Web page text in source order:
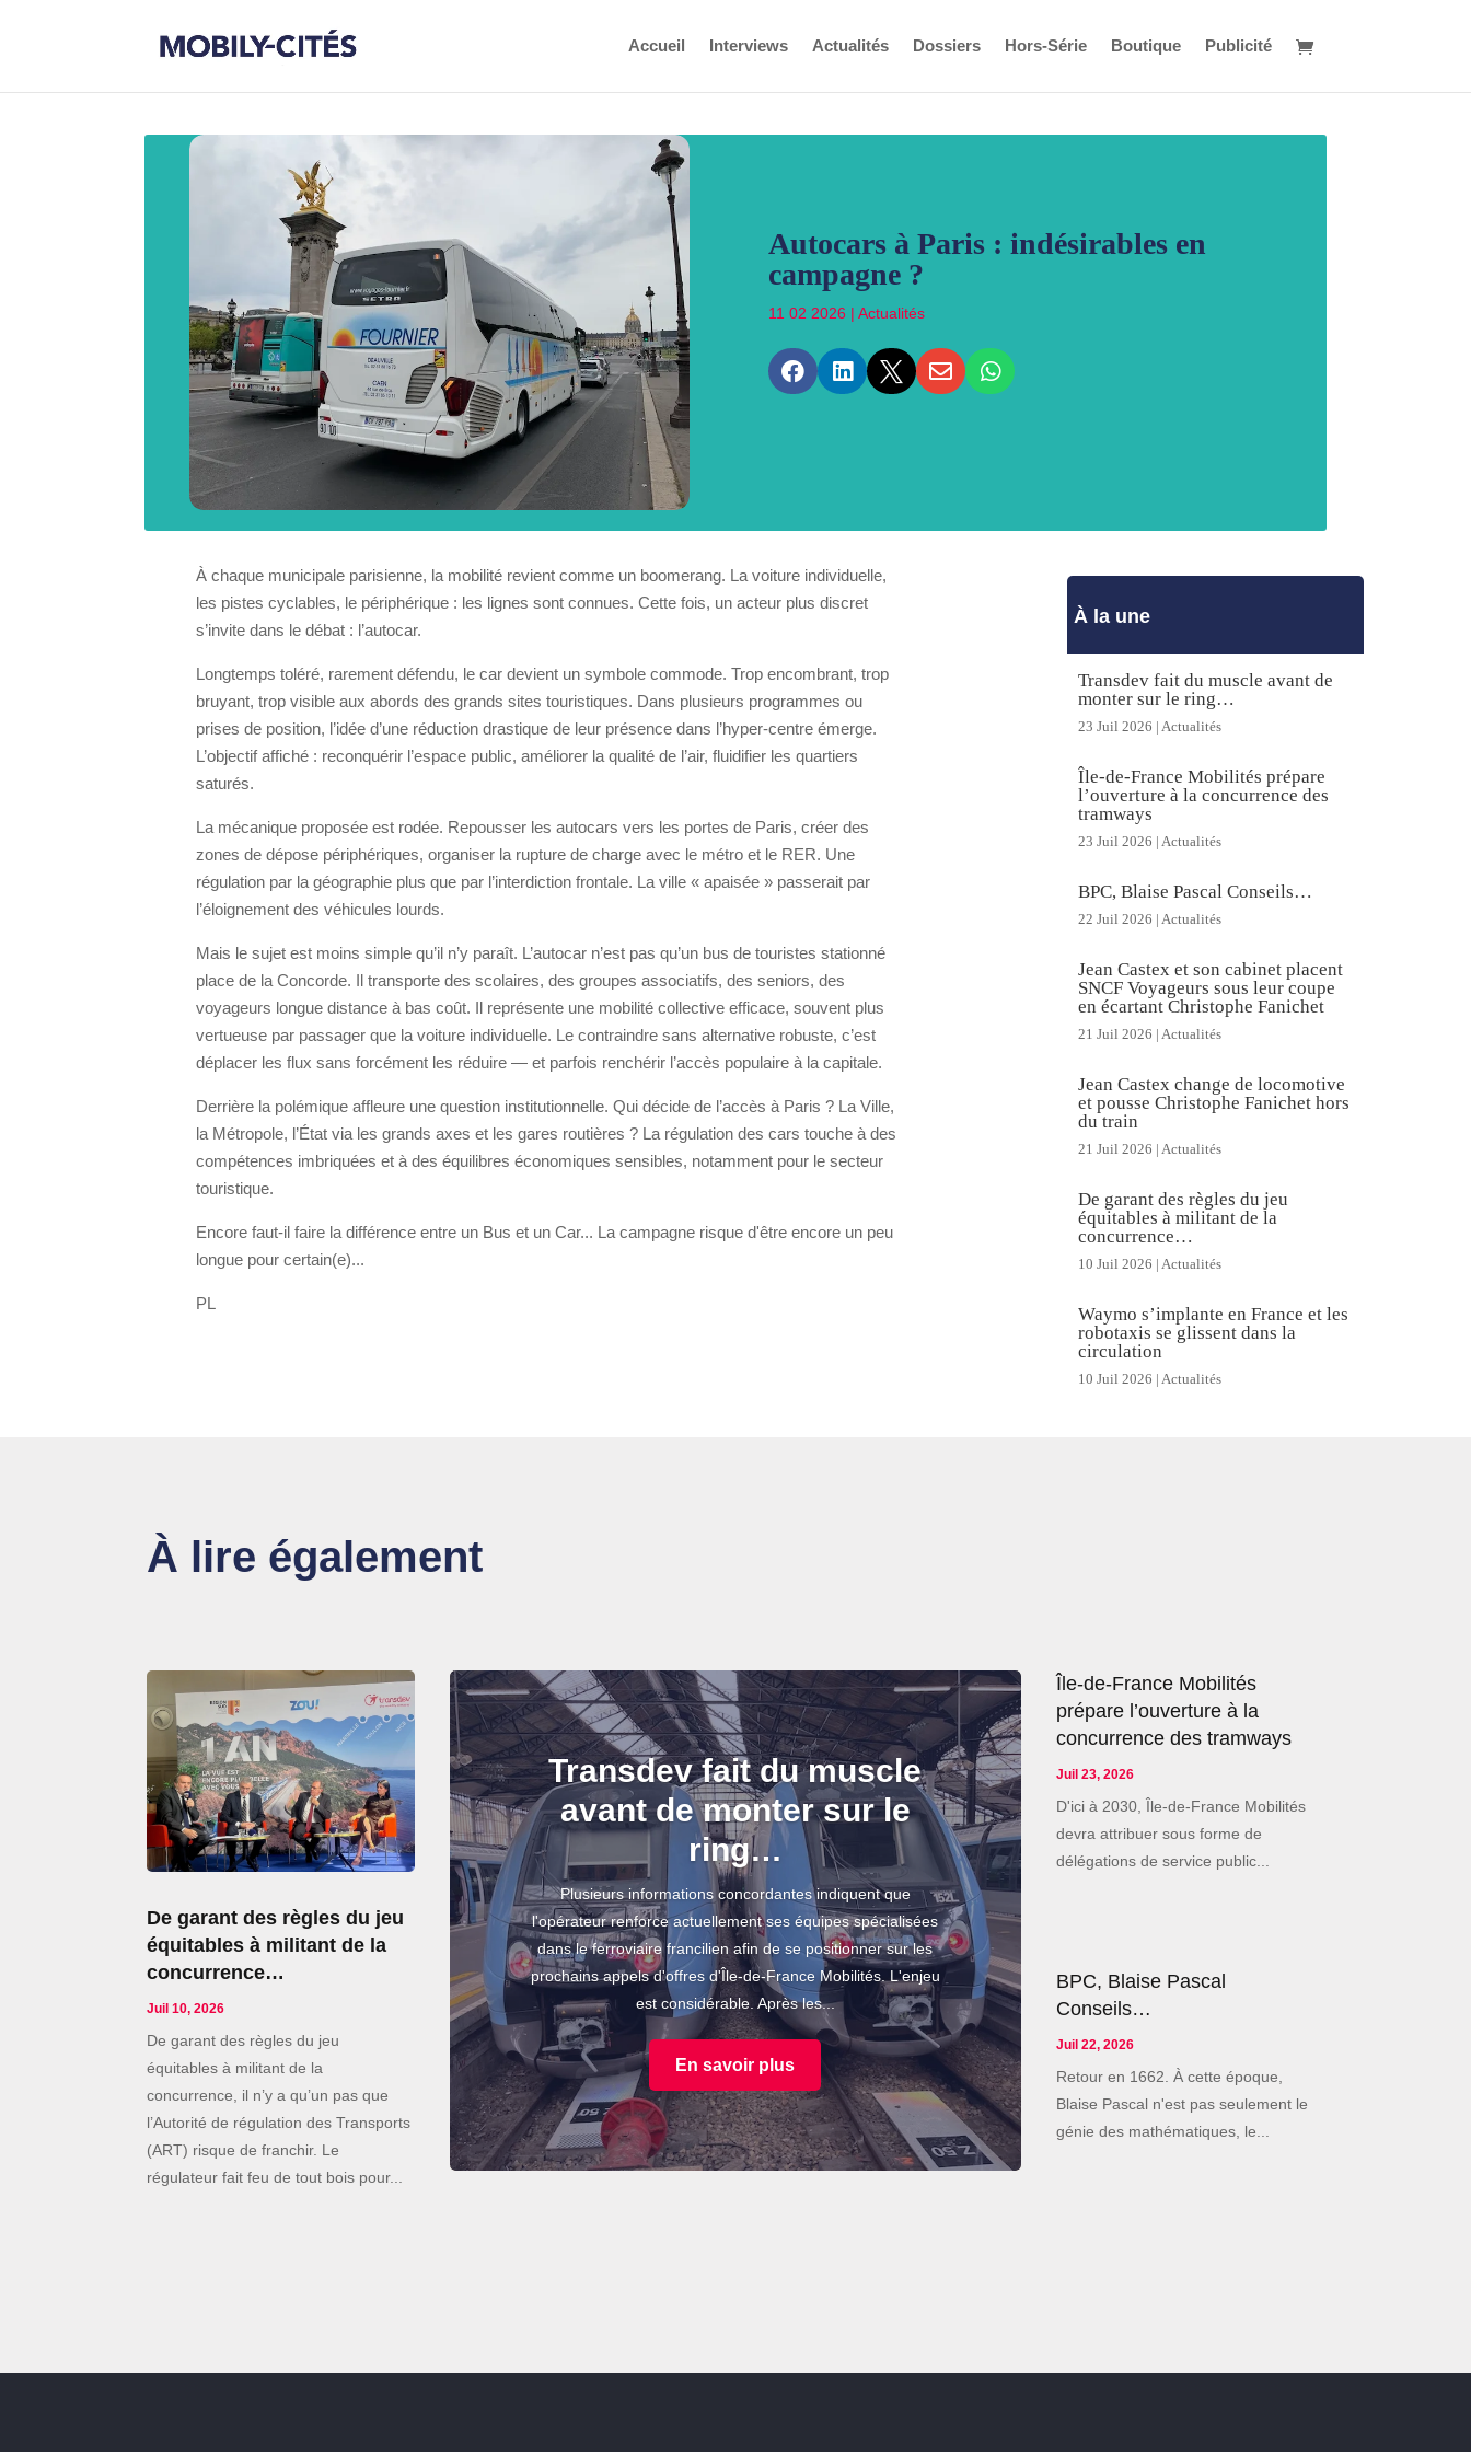
Accueil Interviews Actualités Dossiers Hors-Série Boutique Publicité
Autocars à Paris : indésirables en
campagne ?
11 02 2026 | Actualités
    
À chaque municipale parisienne, la mobilité revient comme un boomerang. La voiture individuelle,
les pistes cyclables, le périphérique : les lignes sont connues. Cette fois, un acteur plus discret
s’invite dans le débat : l’autocar.
Longtemps toléré, rarement défendu, le car devient un symbole commode. Trop encombrant, trop
bruyant, trop visible aux abords des grands sites touristiques. Dans plusieurs programmes ou
prises de position, l’idée d’une réduction drastique de leur présence dans l’hyper-centre émerge.
L’objectif affiché : reconquérir l’espace public, améliorer la qualité de l’air, fluidifier les quartiers
saturés.
La mécanique proposée est rodée. Repousser les autocars vers les portes de Paris, créer des
zones de dépose périphériques, organiser la rupture de charge avec le métro et le RER. Une
régulation par la géographie plus que par l’interdiction frontale. La ville « apaisée » passerait par
l’éloignement des véhicules lourds.
Mais le sujet est moins simple qu’il n’y paraît. L’autocar n’est pas qu’un bus de touristes stationné
place de la Concorde. Il transporte des scolaires, des groupes associatifs, des seniors, des
voyageurs longue distance à bas coût. Il représente une mobilité collective efficace, souvent plus
vertueuse par passager que la voiture individuelle. Le contraindre sans alternative robuste, c’est
déplacer les flux sans forcément les réduire — et parfois renchérir l’accès populaire à la capitale.
Derrière la polémique affleure une question institutionnelle. Qui décide de l’accès à Paris ? La Ville,
la Métropole, l’État via les grands axes et les gares routières ? La régulation des cars touche à des
compétences imbriquées et à des équilibres économiques sensibles, notamment pour le secteur
touristique.
Encore faut-il faire la différence entre un Bus et un Car... La campagne risque d'être encore un peu
longue pour certain(e)...
PL
À la une
Transdev fait du muscle avant de
monter sur le ring…
23 Juil 2026 | Actualités
Île-de-France Mobilités prépare
l’ouverture à la concurrence des
tramways
23 Juil 2026 | Actualités
BPC, Blaise Pascal Conseils…
22 Juil 2026 | Actualités
Jean Castex et son cabinet placent
SNCF Voyageurs sous leur coupe
en écartant Christophe Fanichet
21 Juil 2026 | Actualités
Jean Castex change de locomotive
et pousse Christophe Fanichet hors
du train
21 Juil 2026 | Actualités
De garant des règles du jeu
équitables à militant de la
concurrence…
10 Juil 2026 | Actualités
Waymo s’implante en France et les
robotaxis se glissent dans la
circulation
10 Juil 2026 | Actualités
À lire également
De garant des règles du jeu
équitables à militant de la
concurrence…
Juil 10, 2026
De garant des règles du jeu
équitables à militant de la
concurrence, il n’y a qu’un pas que
l’Autorité de régulation des Transports
(ART) risque de franchir. Le
régulateur fait feu de tout bois pour...
Transdev fait du muscle
avant de monter sur le
ring…
Plusieurs informations concordantes indiquent que
l'opérateur renforce actuellement ses équipes spécialisées
dans le ferroviaire francilien afin de se positionner sur les
prochains appels d'offres d'Île-de-France Mobilités. L'enjeu
est considérable. Après les...
En savoir plus
Île-de-France Mobilités
prépare l’ouverture à la
concurrence des tramways
Juil 23, 2026
D'ici à 2030, Île-de-France Mobilités
devra attribuer sous forme de
délégations de service public...
BPC, Blaise Pascal
Conseils…
Juil 22, 2026
Retour en 1662. À cette époque,
Blaise Pascal n'est pas seulement le
génie des mathématiques, le...